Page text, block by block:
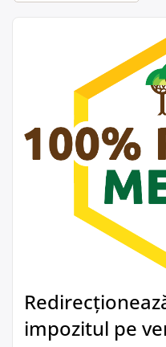
impozitul pe